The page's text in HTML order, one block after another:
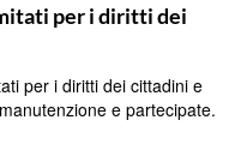
per i diritti dei
per i diritti dei cittadini e
e partecipate.